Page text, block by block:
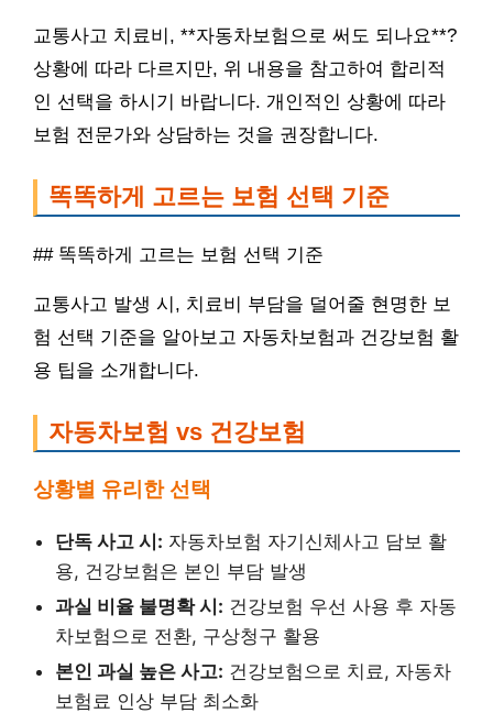
교통사고 치료비, **자동차보험으로 써도 되나요**?
상황에 따라 다르지만, 위 내용을 참고하여 합리적
인 선택을 하시기 바랍니다. 개인적인 상황에 따라
보험 전문가와 상담하는 것을 권장합니다.
똑똑하게 고르는 보험 선택 기준
## 똑똑하게 고르는 보험 선택 기준
교통사고 발생 시, 치료비 부담을 덜어줄 현명한 보
험 선택 기준을 알아보고 자동차보험과 건강보험 활
용 팁을 소개합니다.
자동차보험 vs 건강보험
상황별 유리한 선택
단독 사고 시: 자동차보험 자기신체사고 담보 활
용, 건강보험은 본인 부담 발생
과실 비율 불명확 시: 건강보험 우선 사용 후 자동
차보험으로 전환, 구상청구 활용
본인 과실 높은 사고: 건강보험으로 치료, 자동차
보험료 인상 부담 최소화